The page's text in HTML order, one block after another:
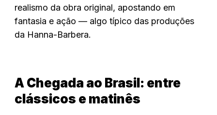
realismo da obra original, apostando em
fantasia e ação — algo típico das produções
da Hanna-Barbera.
A Chegada ao Brasil: entre
clássicos e matinês